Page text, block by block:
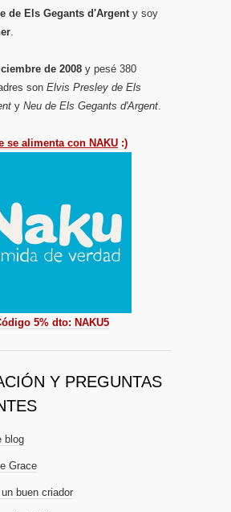
de Els Gegants d'Argenty soy
.
de 2008 y pesé 380
son Elvis Presley de Els
y Neu de Els Gegants d'Argent.
se alimenta con NAKU :)
5% dto: NAKU5
Y PREGUNTAS
blog
Grace
buen criador